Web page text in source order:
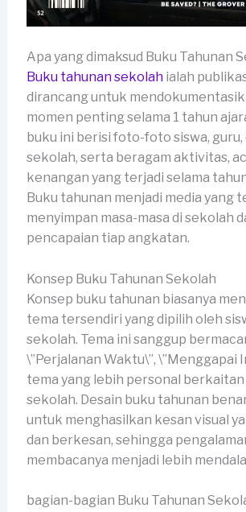
Apa yang dimaksud Buku Tahunan
Buku tahunan sekolahialah
dirancang untuk
momen penting selama 1 tahun
buku ini berisi foto-foto siswa, guru,
sekolah, serta beragam aktivitas,
kenangan yang terjadi selama
Buku tahunan menjadi media yang
menyimpan masa-masa di sekolah
pencapaian tiap angkatan.
Konsep Buku Tahunan Sekolah
Konsep buku tahunan biasanya
tema tersendiri yang dipilih oleh
sekolah. Tema ini sanggup
\”Perjalanan Waktu\”, \”Menggapai
tema yang lebih personal
sekolah. Desain buku tahunan
untuk menghasilkan kesan visual
dan berkesan, sehingga
membacanya menjadi lebih
bagian-bagian Buku Tahunan